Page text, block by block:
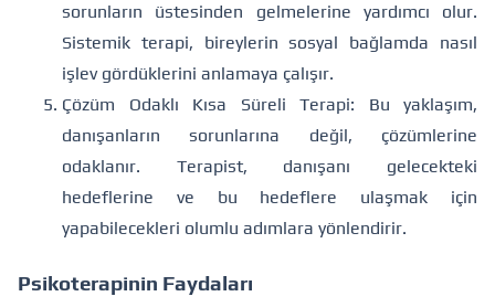
sorunların üstesinden gelmelerine yardımcı olur.
Sistemik terapi, bireylerin sosyal bağlamda nasıl
işlev gördüklerini anlamaya çalışır.
Çözüm Odaklı Kısa Süreli Terapi: Bu yaklaşım,
danışanların sorunlarına değil, çözümlerine
odaklanır. Terapist, danışanı gelecekteki
hedeflerine ve bu hedeflere ulaşmak için
yapabilecekleri olumlu adımlara yönlendirir.
Psikoterapinin Faydaları